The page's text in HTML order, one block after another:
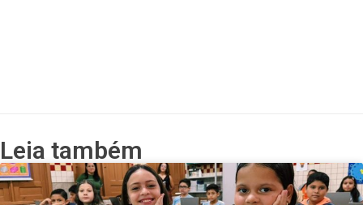
Leia também